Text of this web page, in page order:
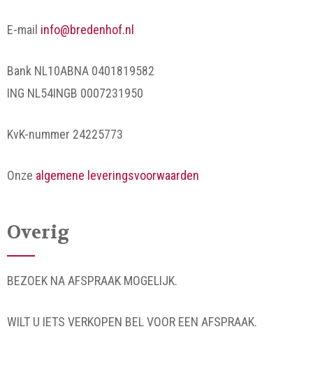
E-mail info@bredenhof.nl
Bank NL10ABNA 0401819582
ING NL54INGB 0007231950
KvK-nummer 24225773
Onze algemene leveringsvoorwaarden
Overig
BEZOEK NA AFSPRAAK MOGELIJK.
WILT U IETS VERKOPEN BEL VOOR EEN AFSPRAAK.